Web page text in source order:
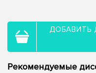
ДОБАВИТЬ
Рекомендуемые